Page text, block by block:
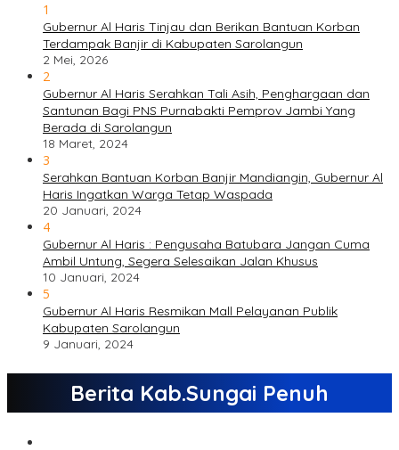
1
Gubernur Al Haris Tinjau dan Berikan Bantuan Korban
Terdampak Banjir di Kabupaten Sarolangun
2 Mei, 2026
2
Gubernur Al Haris Serahkan Tali Asih, Penghargaan dan
Santunan Bagi PNS Purnabakti Pemprov Jambi Yang
Berada di Sarolangun
18 Maret, 2024
3
Serahkan Bantuan Korban Banjir Mandiangin, Gubernur Al
Haris Ingatkan Warga Tetap Waspada
20 Januari, 2024
4
Gubernur Al Haris : Pengusaha Batubara Jangan Cuma
Ambil Untung, Segera Selesaikan Jalan Khusus
10 Januari, 2024
5
Gubernur Al Haris Resmikan Mall Pelayanan Publik
Kabupaten Sarolangun
9 Januari, 2024
Berita Kab.Sungai Penuh